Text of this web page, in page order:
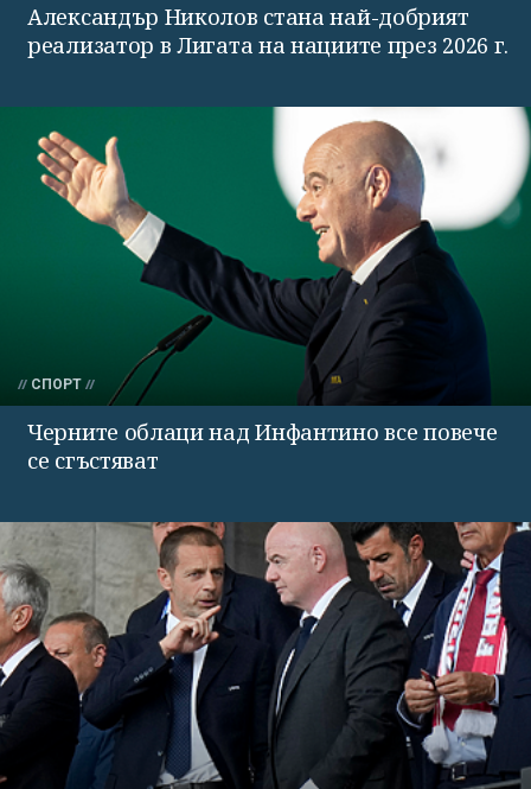
Александър Николов стана най-добрият
реализатор в Лигата на нациите през 2026 г.
СПОРТ
Черните облаци над Инфантино все повече
се сгъстяват